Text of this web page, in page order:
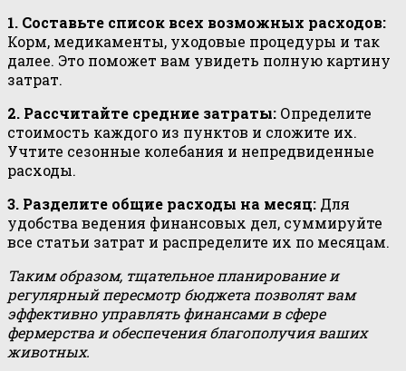
1. Составьте список всех возможных расходов:
Корм, медикаменты, уходовые процедуры и так
далее. Это поможет вам увидеть полную картину
затрат.
2. Рассчитайте средние затраты: Определите
стоимость каждого из пунктов и сложите их.
Учтите сезонные колебания и непредвиденные
расходы.
3. Разделите общие расходы на месяц: Для
удобства ведения финансовых дел, суммируйте
все статьи затрат и распределите их по месяцам.
Таким образом, тщательное планирование и
регулярный пересмотр бюджета позволят вам
эффективно управлять финансами в сфере
фермерства и обеспечения благополучия ваших
животных.